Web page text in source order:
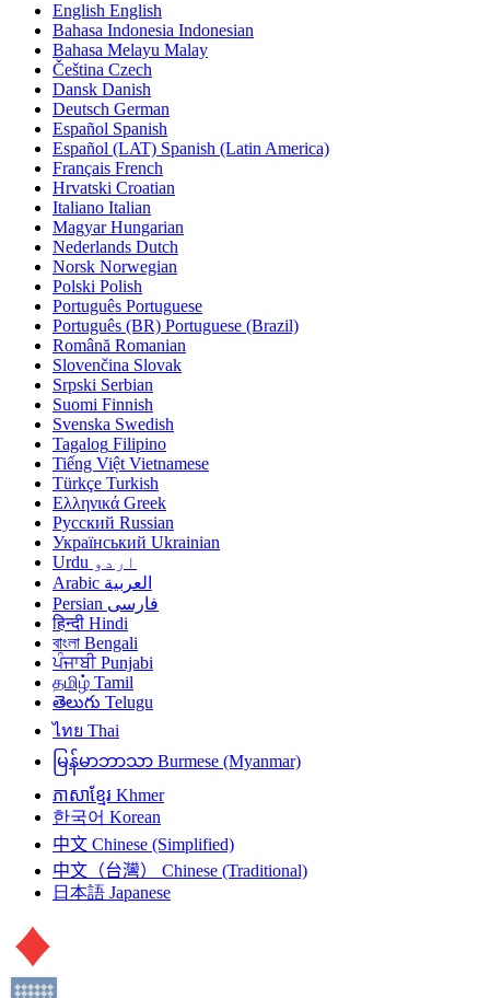
English English
Bahasa Indonesia Indonesian
Bahasa Melayu Malay
Čeština Czech
Dansk Danish
Deutsch German
Español Spanish
Español (LAT) Spanish (Latin America)
Français French
Hrvatski Croatian
Italiano Italian
Magyar Hungarian
Nederlands Dutch
Norsk Norwegian
Polski Polish
Português Portuguese
Português (BR) Portuguese (Brazil)
Română Romanian
Slovenčina Slovak
Srpski Serbian
Suomi Finnish
Svenska Swedish
Tagalog Filipino
Tiếng Việt Vietnamese
Türkçe Turkish
Ελληνικά Greek
Русский Russian
Український Ukrainian
اردو Urdu
العربية Arabic
فارسی Persian
हिन्दी Hindi
বাংলা Bengali
ਪੰਜਾਬੀ Punjabi
தமிழ் Tamil
తెలుగు Telugu
ไทย Thai
မြန်မာဘာသာ Burmese (Myanmar)
ភាសាខ្មែរ Khmer
한국어 Korean
中文 Chinese (Simplified)
中文（台灣）
Chinese (Traditional)
日本語 Japanese